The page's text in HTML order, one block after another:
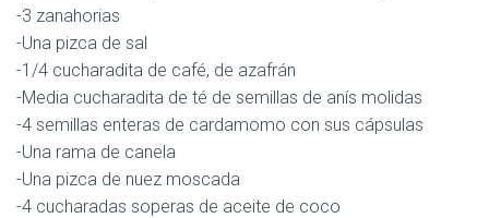
-3 zanahorias
-Una pizca de sal
-1/4 cucharadita de café, de azafrán
-Media cucharadita de té de semillas de anís molidas
-4 semillas enteras de cardamomo con sus cápsulas
-Una rama de canela
-Una pizca de nuez moscada
-4 cucharadas soperas de aceite de coco